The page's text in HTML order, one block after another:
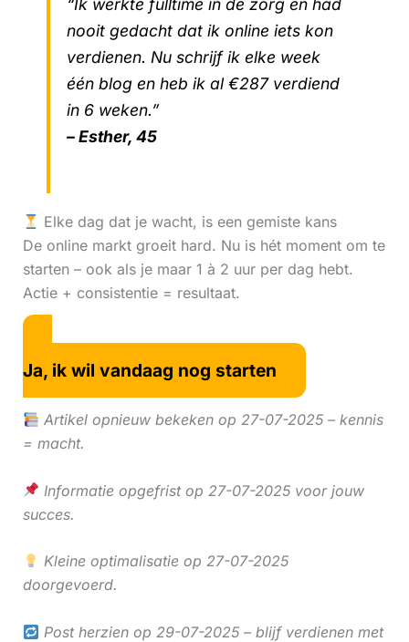
“Ik werkte fulltime in de zorg en had
nooit gedacht dat ik online iets kon
verdienen. Nu schrijf ik elke week
één blog en heb ik al €287 verdiend
in 6 weken.”
– Esther, 45
Elke dag dat je wacht, is een gemiste kans
De online markt groeit hard. Nu is hét moment om te
starten – ook als je maar 1 à 2 uur per dag hebt.
Actie + consistentie = resultaat.
Ja, ik wil vandaag nog starten
Artikel opnieuw bekeken op 27-07-2025 – kennis
= macht.
Informatie opgefrist op 27-07-2025 voor jouw
succes.
Kleine optimalisatie op 27-07-2025
doorgevoerd.
Post herzien op 29-07-2025 – blijf verdienen met